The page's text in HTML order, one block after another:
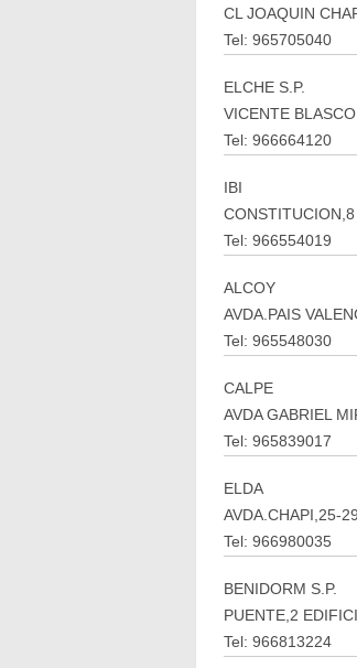
CL JOAQUIN
Tel: 965705040
ELCHE S.P.
VICENTE
Tel: 966664120
IBI
CONSTITUCION,8
Tel: 966554019
ALCOY
AVDA.PAIS
Tel: 965548030
CALPE
AVDA GABRIEL
Tel: 965839017
ELDA
AVDA.CHAPI,25-29
Tel: 966980035
BENIDORM S.P.
PUENTE,2
Tel: 966813224